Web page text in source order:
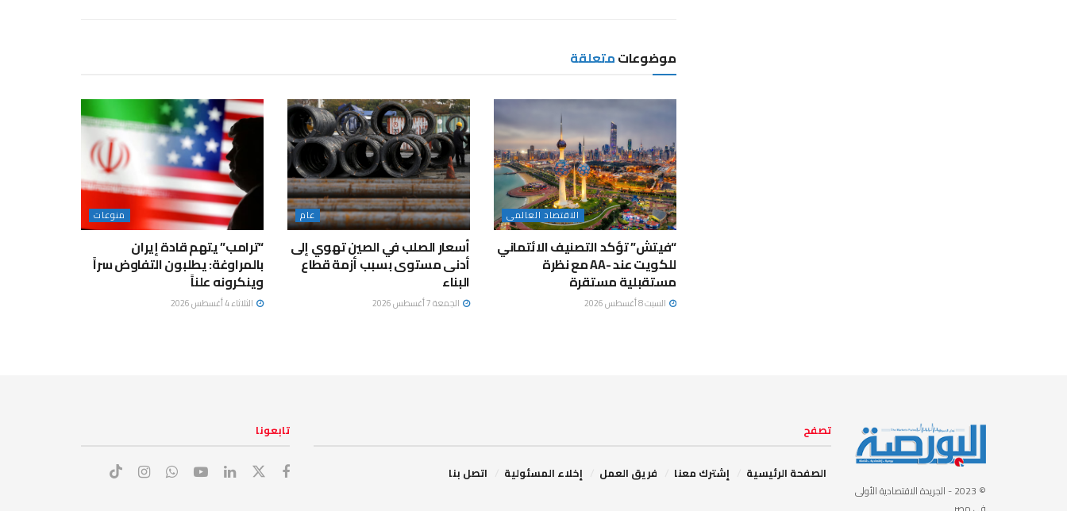
موضوعاتمتعلقة
الاقتصاد العالمى
“فيتش” تؤكد التصنيف الائتماني
للكويت عند -AA مع نظرة
مستقبلية مستقرة
السبت 8 أغسطس 2026
عام
أسعار الصلب في الصين تهوي إلى
أدنى مستوى بسبب أزمة قطاع
البناء
الجمعة 7 أغسطس 2026
منوعات
“ترامب” يتهم قادة إيران
بالمراوغة: يطلبون التفاوض سراً
وينكرونه علناً
الثلاثاء 4 أغسطس 2026
© 2023
- الجريدة الاقتصادية الأولى
تصفح
الصفحة الرئيسية إشترك معنا فريق العمل إخلاء المسئولية اتصل بنا
تابعونا